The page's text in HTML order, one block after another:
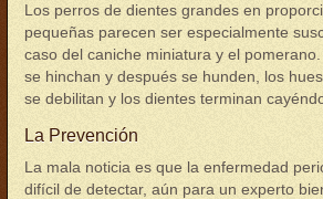
Los perros de dientes grandes en
pequeñas parecen ser especialmente
caso del caniche miniatura y el
se hinchan y después se hunden, los
se debilitan y los dientes terminan
La Prevención
La mala noticia es que la enfermedad
difícil de detectar, aún para un experto